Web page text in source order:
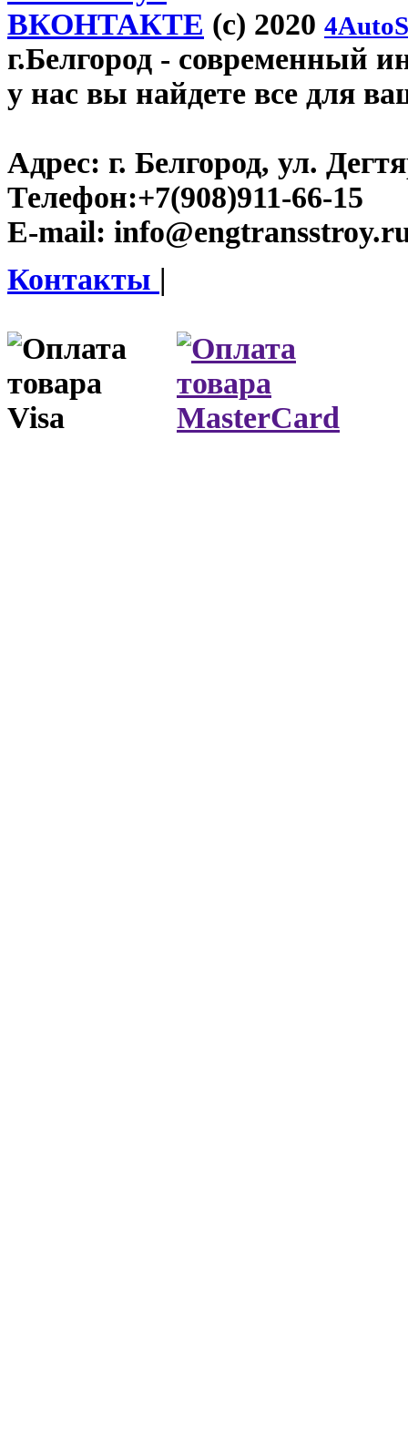
ВКОНТАКТЕ (c) 2020
г.Белгород - современный
у нас вы найдете все для
Адрес: г. Белгород, ул.
Телефон:+7(908)911-66-15
E-mail:
Контакты |